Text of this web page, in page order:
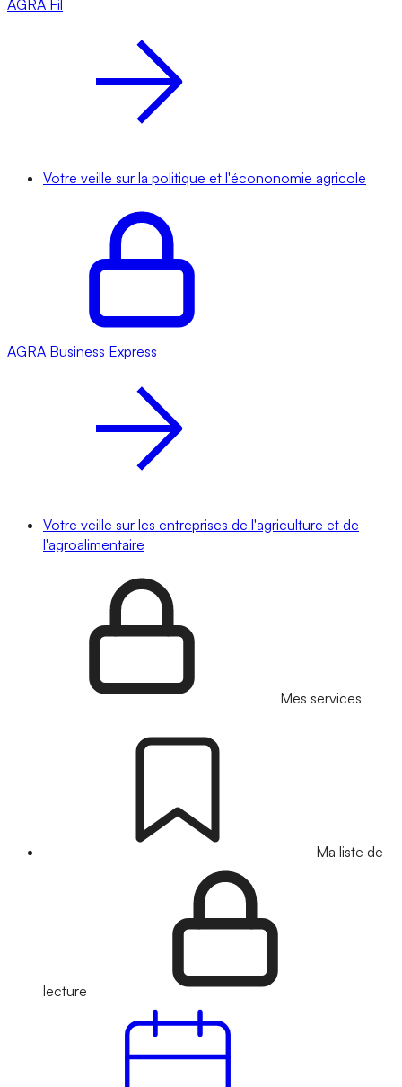
AGRA Fil
Votre veille sur la politique et l'écononomie agricole
AGRA Business Express
Votre veille sur les entreprises de l'agriculture et de
l'agroalimentaire
Mes services
Ma liste de
lecture